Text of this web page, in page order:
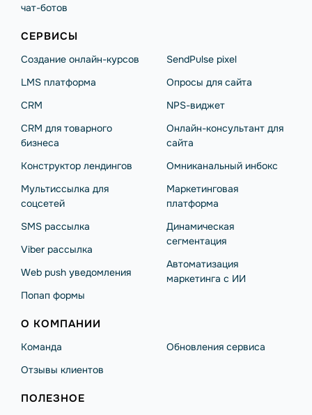
чат-ботов
СЕРВИСЫ
Создание онлайн-курсов
LMS платформа
CRM
CRM для товарного
бизнеса
Конструктор лендингов
Мультиссылка для
соцсетей
SMS рассылка
Viber рассылка
Web push уведомления
Попап формы
SendPulse pixel
Опросы для сайта
NPS-виджет
Онлайн-консультант для
сайта
Омниканальный инбокс
Маркетинговая
платформа
Динамическая
сегментация
Автоматизация
маркетинга с ИИ
О КОМПАНИИ
Команда
Отзывы клиентов
Обновления сервиса
ПОЛЕЗНОЕ